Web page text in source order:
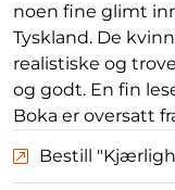
noen fine glimt
Tyskland. De
realistiske og
og godt. En fin
Boka er oversatt
Bestill